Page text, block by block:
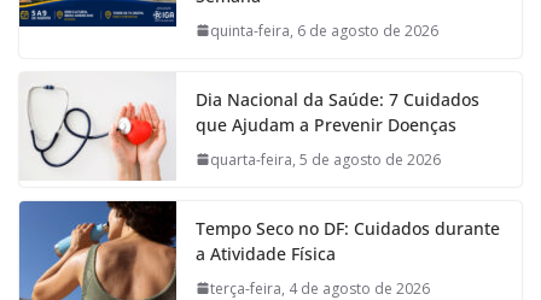
quinta-feira, 6 de agosto de 2026
Dia Nacional da Saúde: 7 Cuidados
que Ajudam a Prevenir Doenças
quarta-feira, 5 de agosto de 2026
Tempo Seco no DF: Cuidados durante
a Atividade Física
terça-feira, 4 de agosto de 2026